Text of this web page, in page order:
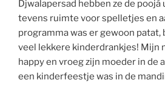
Djwalapersad hebben ze de poojá
tevens ruimte voor spelletjes en
programma was er gewoon patat,
veel lekkere kinderdrankjes! Mijn
happy en vroeg zijn moeder in de
een kinderfeestje was in de